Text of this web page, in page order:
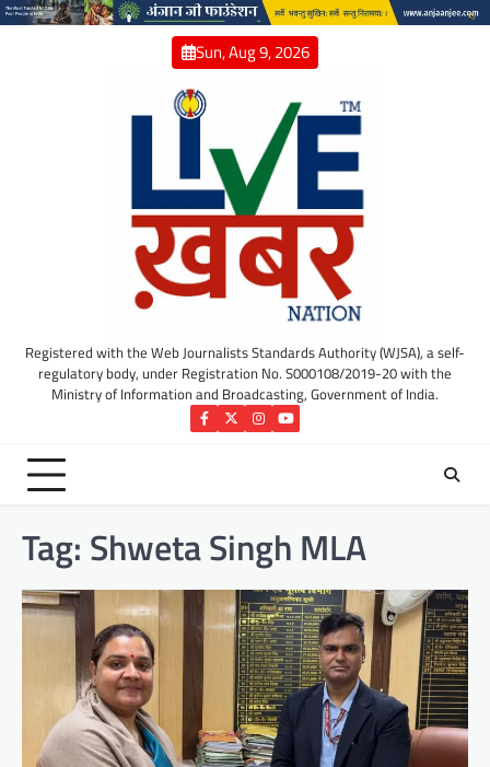
Skip
Sun, Aug 9, 2026
Registered with the Web Journalists Standards Authority (WJSA), a self-
regulatory body, under Registration No. S000108/2019-20 with the
Ministry of Information and Broadcasting, Government of India.
Facebook
TwitterInstagram
YouTube
Tag: Shweta Singh MLA